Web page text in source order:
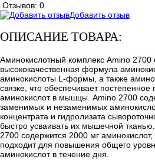
Отзывов: 0
Добавить отзыв
ОПИСАНИЕ ТОВАРА:
Аминокислотный комплекс Amino 2700
высококачественная формула
аминокислоты L-формы, а также
связке, что обеспечивает
аминокислот в мышцы. Amino 2700
заменимых и незаменимых
концентрата и гидролизата
быстро усваивать их мышечной
2700 содержится 2000 мг
подходит для повышения общего
аминокислот в течение дня.